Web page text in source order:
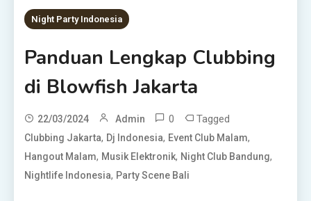
Night Party Indonesia
Panduan Lengkap Clubbing
di Blowfish Jakarta
22/03/2024 Admin 0 Tagged
Clubbing Jakarta, Dj Indonesia, Event Club Malam,
Hangout Malam, Musik Elektronik, Night Club Bandung,
Nightlife Indonesia, Party Scene Bali